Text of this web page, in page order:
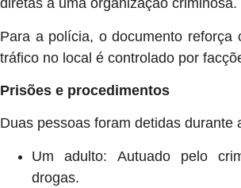
diretas a uma organização criminosa.
Para a polícia, o documento reforça
tráfico no local é controlado por
Prisões e procedimentos
Duas pessoas foram detidas durante
Um adulto: Autuado pelo
drogas.